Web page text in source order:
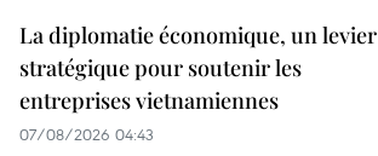
La diplomatie économique, un levier
stratégique pour soutenir les
entreprises vietnamiennes
07/08/2026 04:43